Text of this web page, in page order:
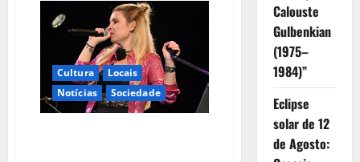
gratuitos,
sardinhada
e
zona
gaming.
Festas
de
Carcavelos
e
Parede
Cultura
Locais
Notícias
Sociedade
Calouste
Gulbenkian
(1975–
1984)”
Eclipse
solar de 12
de Agosto: